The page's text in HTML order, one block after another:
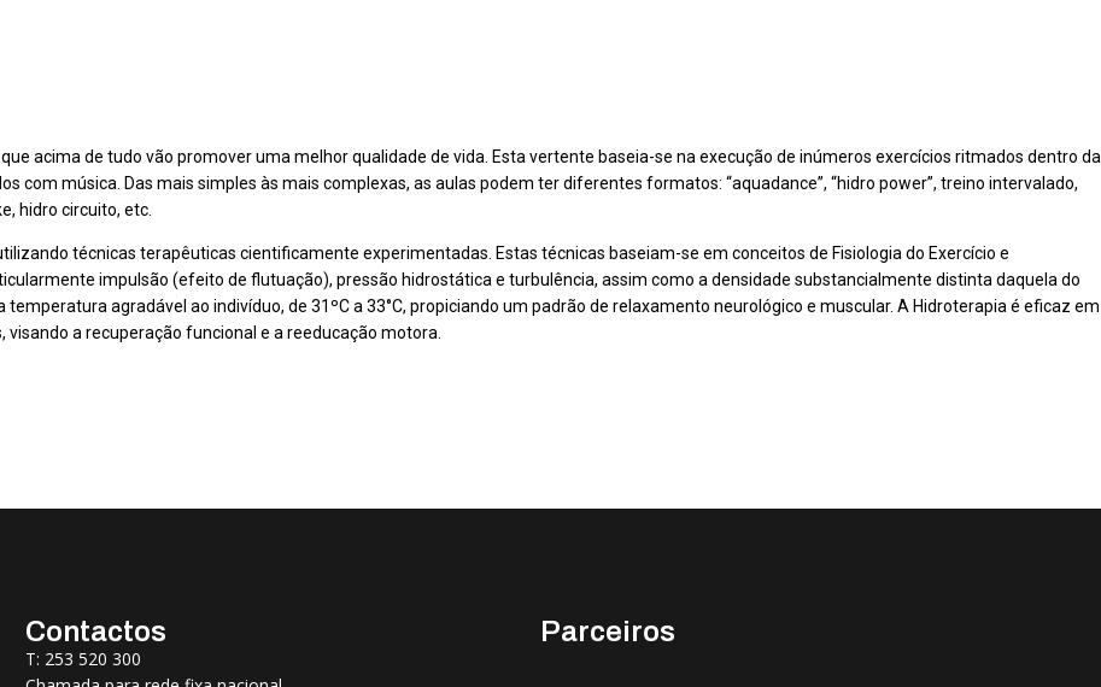
acima de tudo vão promover uma melhor qualidade de vida. Esta vertente baseia-se na execução de inúmeros exercícios ritmados dentro da
com música. Das mais simples às mais complexas, as aulas podem ter diferentes formatos: “aquadance”, “hidro power”, treino intervalado,
hidro circuito, etc.
técnicas terapêuticas cientificamente experimentadas. Estas técnicas baseiam-se em conceitos de Fisiologia do Exercício e
impulsão (efeito de flutuação), pressão hidrostática e turbulência, assim como a densidade substancialmente distinta daquela do
agradável ao indivíduo, de 31ºC a 33°C, propiciando um padrão de relaxamento neurológico e muscular. A Hidroterapia é eficaz em
a recuperação funcional e a reeducação motora.
Contactos
T: 253 520 300
Parceiros